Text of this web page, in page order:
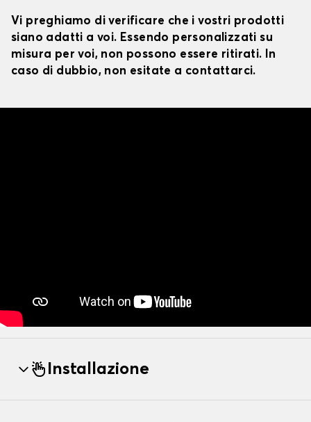
Vi preghiamo di verificare che i vostri prodotti
siano adatti a voi. Essendo personalizzati su
misura per voi, non possono essere ritirati. In
caso di dubbio, non esitate a contattarci.
Installazione